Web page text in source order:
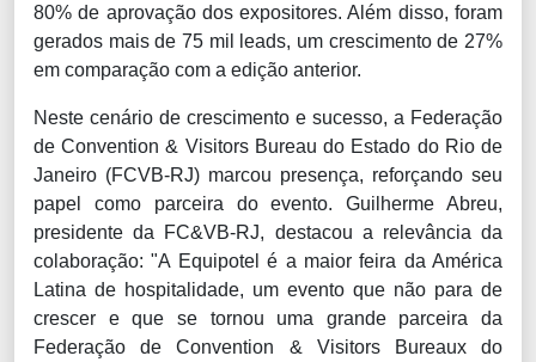
80% de aprovação dos expositores. Além disso, foram
gerados mais de 75 mil leads, um crescimento de 27%
em comparação com a edição anterior.
Neste cenário de crescimento e sucesso, a Federação
de Convention & Visitors Bureau do Estado do Rio de
Janeiro (FCVB-RJ) marcou presença, reforçando seu
papel como parceira do evento. Guilherme Abreu,
presidente da FC&VB-RJ, destacou a relevância da
colaboração: "A Equipotel é a maior feira da América
Latina de hospitalidade, um evento que não para de
crescer e que se tornou uma grande parceira da
Federação de Convention & Visitors Bureaux do